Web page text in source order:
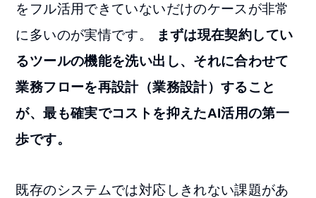
をフル活用できていないだけのケースが非常
に多いのが実情です。
まずは現在契約してい
るツールの機能を洗い出し、それに合わせて
業務フローを再設計（業務設計）すること
が、最も確実でコストを抑えたAI活用の第一
歩です。
既存のシステムでは対応しきれない課題があ